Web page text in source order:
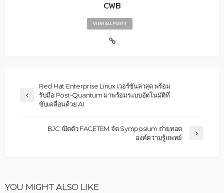
CWB
VIEW ALL POSTS
Red Hat Enterprise Linux เวอร์ชันล่าสุด พร้อม
รับมือ Post-Quantum มาพร้อมระบบอัตโนมัติที่
ขับเคลื่อนด้วย AI
BJC เปิดตัว FACETEM จัด Symposium ถ่ายทอด
องค์ความรู้แพทย์
YOU MIGHT ALSO LIKE